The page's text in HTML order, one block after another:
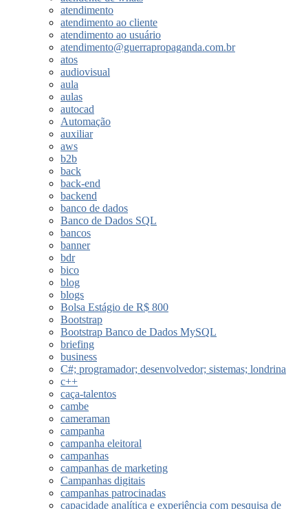
atendimento
atendimento ao cliente
atendimento ao usuário
atendimento@guerrapropaganda.com.br
atos
audiovisual
aula
aulas
autocad
Automação
auxiliar
aws
b2b
back
back-end
backend
banco de dados
Banco de Dados SQL
bancos
banner
bdr
bico
blog
blogs
Bolsa Estágio de R$ 800
Bootstrap
Bootstrap Banco de Dados MySQL
briefing
business
C#; programador; desenvolvedor; sistemas; londrina
c++
caça-talentos
cambe
cameraman
campanha
campanha eleitoral
campanhas
campanhas de marketing
Campanhas digitais
campanhas patrocinadas
capacidade analítica e experiência com pesquisa de